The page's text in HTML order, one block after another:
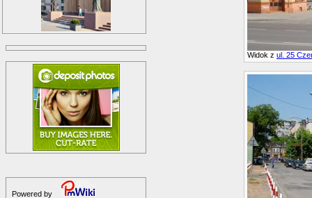
Powered by
Widok zul. 25